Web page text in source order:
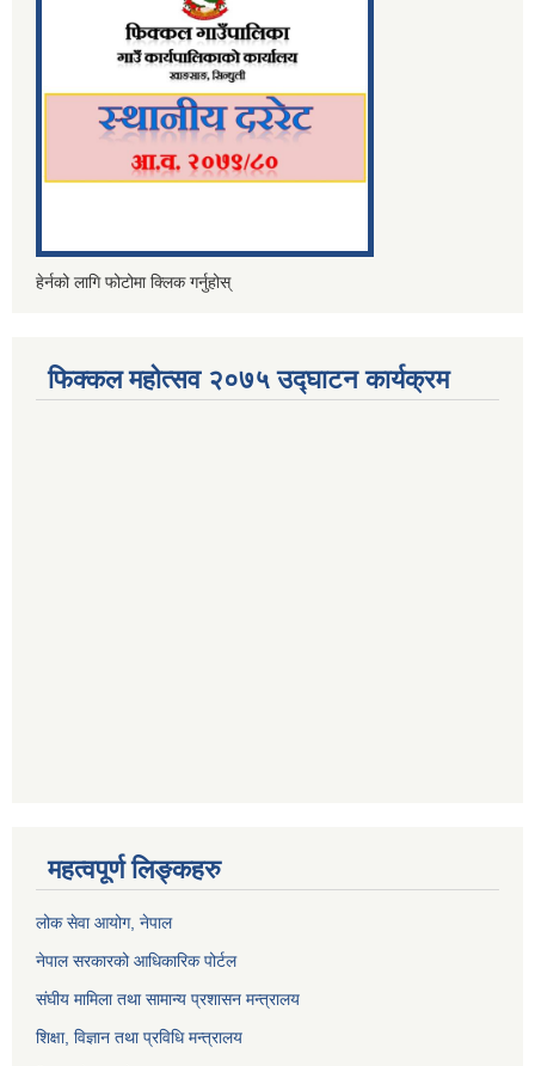
हेर्नको लागि फोटोमा क्लिक गर्नुहोस्
फिक्कल महोत्सव २०७५ उद्घाटन कार्यक्रम
महत्वपूर्ण लिङ्कहरु
लोक सेवा आयोग, नेपाल
नेपाल सरकारको आधिकारिक पोर्टल
संघीय मामिला तथा सामान्य प्रशासन मन्त्रालय
शिक्षा, विज्ञान तथा प्रविधि मन्त्रालय